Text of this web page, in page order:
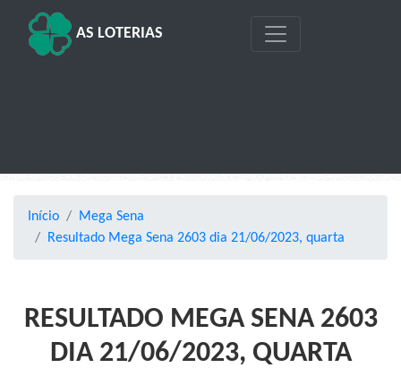
AS LOTERIAS
Início
Mega Sena
Resultado Mega Sena 2603 dia 21/06/2023, quarta
RESULTADO MEGA SENA 2603
DIA 21/06/2023, QUARTA